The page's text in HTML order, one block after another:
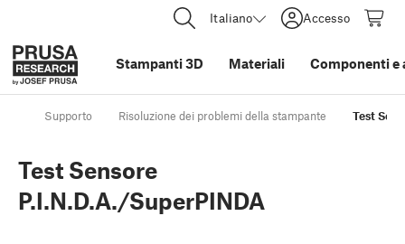
Italiano Accesso
Stampanti 3D Materiali Componenti e
Supporto Risoluzione dei problemi della stampante Test
Test Sensore
P.I.N.D.A./SuperPINDA